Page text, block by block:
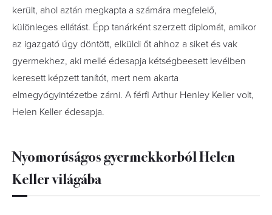
került, ahol aztán megkapta a számára megfelelő,
különleges ellátást. Épp tanárként szerzett diplomát, amikor
az igazgató úgy döntött, elküldi őt ahhoz a siket és vak
gyermekhez, aki mellé édesapja kétségbeesett levélben
keresett képzett tanítót, mert nem akarta
elmegyógyintézetbe zárni. A férfi Arthur Henley Keller volt,
Helen Keller édesapja.
Nyomorúságos gyermekkorból Helen
Keller világába